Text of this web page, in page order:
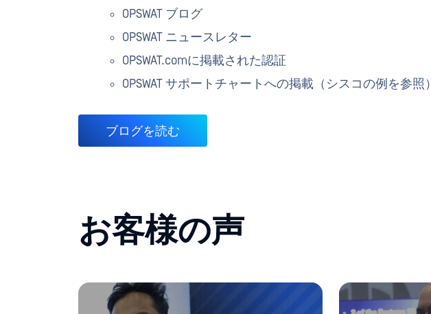
OPSWAT ブログ
OPSWAT ニュースレター
OPSWAT.comに掲載された認証
OPSWAT サポートチャートへの掲載（シスコの例を参照）
ブログを読む
お客様の声